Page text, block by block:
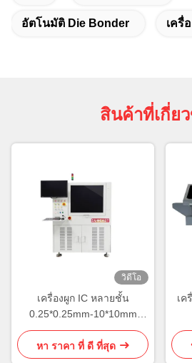
อัตโนมัติ Die Bonder เครื่
สินค้าที่เกี่ย
วิดีโอ
เครื่องผูก IC หลายชั้น
0.25*0.25mm-10*10mm
อุปกรณ์ผูก Die
หา ราคา ที่ ดี ที่สุด
เค